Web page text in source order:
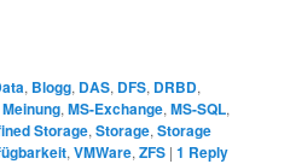
, Blogg, DAS, DFS, DRBD,
Meinung,MS-Exchange,MS-SQL,
Storage,Storage,Storage
,VMWare,ZFS |1 Reply